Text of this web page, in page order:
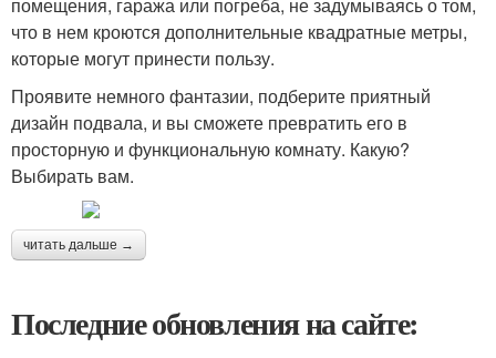
помещения, гаража или погреба, не задумываясь о том,
что в нем кроются дополнительные квадратные метры,
которые могут принести пользу.
Проявите немного фантазии, подберите приятный
дизайн подвала, и вы сможете превратить его в
просторную и функциональную комнату. Какую?
Выбирать вам.
читать дальше →
Последние обновления на сайте: